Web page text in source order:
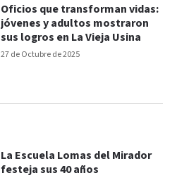
27 de Octubre de 2025
Oficios que transforman vidas:
jóvenes y adultos mostraron
sus logros en La Vieja Usina
La Escuela Lomas del Mirador
festeja sus 40 años